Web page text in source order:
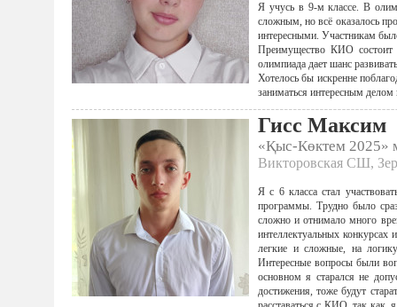
Я учусь в 9-м классе. В
сложным, но всё оказалось
интересными. Участникам
Преимущество КИО состоит
олимпиада дает шанс
Хотелось бы искренне
заниматься интересным
Гисс Максим
«Қыс-Көктем 2025»
Викторовская СШ,
Я с 6 класса стал
программы. Трудно было
сложно и отнимало много
интеллектуальных
легкие и сложные, на
Интересные вопросы были
основном я старался не
достижения, тоже будут